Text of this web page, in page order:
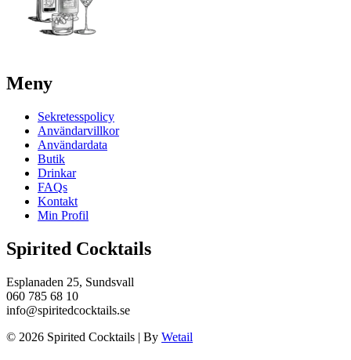
Meny
Sekretesspolicy
Användarvillkor
Användardata
Butik
Drinkar
FAQs
Kontakt
Min Profil
Spirited Cocktails
Esplanaden 25, Sundsvall
060 785 68 10
info@spiritedcocktails.se
© 2026 Spirited Cocktails | By Wetail